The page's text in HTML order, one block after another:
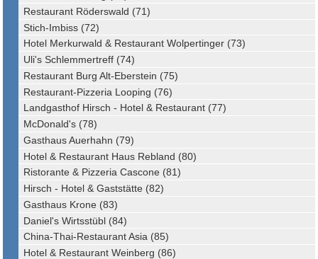
Restaurant Röderswald (71)
Stich-Imbiss (72)
Hotel Merkurwald & Restaurant Wolpertinger (73)
Uli's Schlemmertreff (74)
Restaurant Burg Alt-Eberstein (75)
Restaurant-Pizzeria Looping (76)
Landgasthof Hirsch - Hotel & Restaurant (77)
McDonald's (78)
Gasthaus Auerhahn (79)
Hotel & Restaurant Haus Rebland (80)
Ristorante & Pizzeria Cascone (81)
Hirsch - Hotel & Gaststätte (82)
Gasthaus Krone (83)
Daniel's Wirtsstübl (84)
China-Thai-Restaurant Asia (85)
Hotel & Restaurant Weinberg (86)